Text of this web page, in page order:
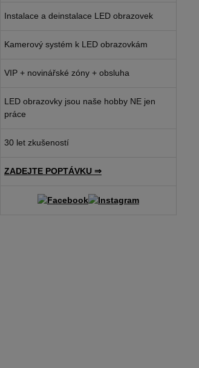
Instalace a deinstalace LED obrazovek
Kamerový systém k LED obrazovkám
VIP + novinářské zóny + obsluha
LED obrazovky jsou naše hobby NE jen
práce
30 let zkušeností
ZADEJTE POPTÁVKU ⇒